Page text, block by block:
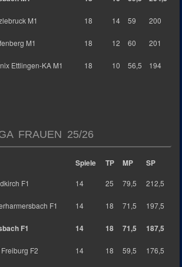
M1 18 14 59 200
M1 18 12 60 201
Ettlingen-KA M1 18 10 56,5 194
FRAUEN 25/26
Spiele TP MP SP
F1 14 25 79,5 212,5
F1 14 18 71,5 197,5
F1 14 18 71,5 187,5
F2 14 18 59,5 176,5